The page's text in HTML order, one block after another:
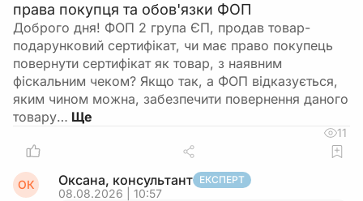
права покупця та обов'язки ФОП
Доброго дня! ФОП 2 група ЄП, продав товар-
подарунковий сертифікат, чи має право покупець
повернути сертифікат як товар, з наявним
фіскальним чеком? Якщо так, а ФОП відказується,
яким чином можна, забезпечити повернення даного
товару…
11
ОК Оксана, консультант ЕКСПЕРТ
08.08.2026 | 10:57